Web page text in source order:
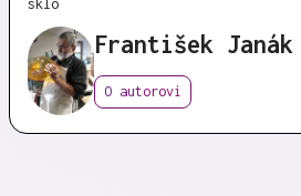
sklo
František Janák
O autorovi